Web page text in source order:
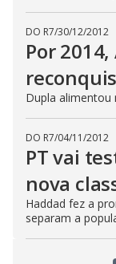
DO R7/30/12/2012
Por
Dupla alimentou
DO R7/04/11/2012
PT vai
nova
Haddad fez a
separam a